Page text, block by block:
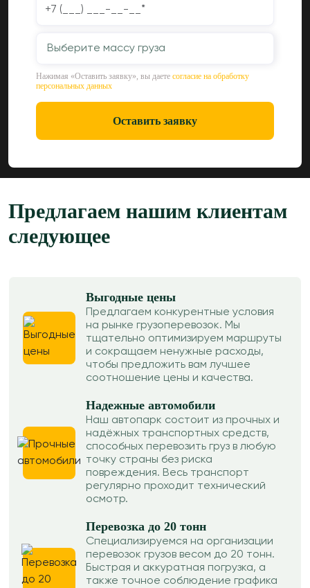
Выберите массу груза
Нажимая «Оставить заявку», вы даете согласие на обработку
персональных данных
Оставить заявку
Предлагаем нашим клиентам
следующее
Выгодные цены
Предлагаем конкурентные условия
на рынке грузоперевозок. Мы
тщательно оптимизируем маршруты
и сокращаем ненужные расходы,
чтобы предложить вам лучшее
соотношение цены и качества.
Надежные автомобили
Наш автопарк состоит из прочных и
надёжных транспортных средств,
способных перевозить груз в любую
точку страны без риска
повреждения. Весь транспорт
регулярно проходит технический
осмотр.
Перевозка до 20 тонн
Специализируемся на организации
перевозок грузов весом до 20 тонн.
Быстрая и аккуратная погрузка, а
также точное соблюдение графика